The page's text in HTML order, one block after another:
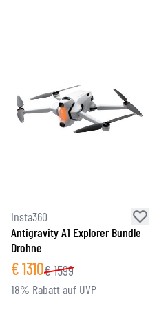
Insta360
Antigravity A1 Explorer Bundle
Drohne
€1310€1599
18% Rabatt auf UVP